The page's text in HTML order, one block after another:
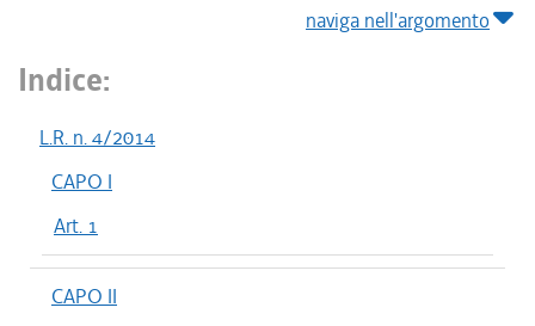
naviga nell'argomento
Indice:
L.R. n. 4/2014
CAPO I
Art. 1
CAPO II